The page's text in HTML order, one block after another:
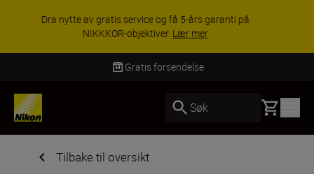
ACCESSORY SAVINGS | Få 15 % rabatt på
utvalgt tilbehør, gjør fotoutstyret komplett i dag.
KJØP NÅ
Gratis forsendelse
Søk Basket
Tilbake til oversikt